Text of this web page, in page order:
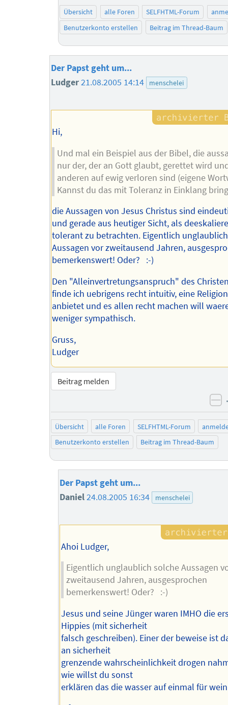
Übersicht alle Foren SELFHTML-Forum
Benutzerkonto erstellen
Beitrag im Thread-Baum
Der Papst geht um...
Ludger21.08.2005 14:14 menschelei
Hi,
Und mal ein Beispiel aus der Bibel, die
nur der, der an Gott glaubt, gerettet wird
anderen auf ewig verloren sind (eigene
Kannst du das mit Toleranz in Einklang
die Aussagen von Jesus Christus sind
und gerade aus heutiger Sicht, als
tolerant zu betrachten. Eigentlich
Aussagen vor zweitausend Jahren,
bemerkenswert! Oder? :-)
Den "Alleinvertretungsanspruch" des
finde ich uebrigens recht intuitiv, eine
anbietet und es allen recht machen will
weniger sympathisch.
Gruss,
Ludger
Beitrag melden
Übersicht alle Foren SELFHTML-Forum
Benutzerkonto erstellen
Beitrag im Thread-Baum
Der Papst geht um...
Daniel24.08.2005 16:34 menschelei
Ahoi Ludger,
Eigentlich unglaublich solche Aussagen
zweitausend Jahren, ausgesprochen
bemerkenswert! Oder? :-)
Jesus und seine Jünger waren IMHO die
Hippies (mit sicherheit
falsch geschreiben). Einer der beweise ist
an sicherheit
grenzende wahrscheinlichkeit drogen
wie willst du sonst
erklären das die wasser auf einmal für